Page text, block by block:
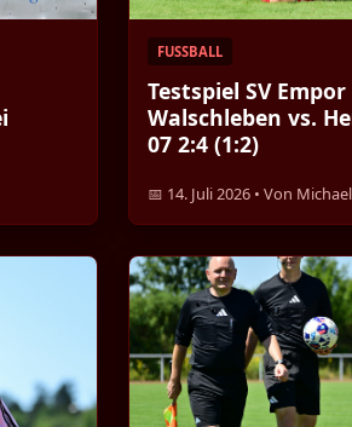
FUSSBALL
Testspiel SV Empor
Walschleben vs.
07 2:4 (1:2)
📅 14. Juli 2026 • Von Michael